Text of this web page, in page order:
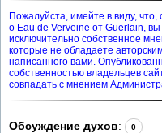
Пожалуйста, имейте в виду,
о Eau de Verveine от Guerlain,
исключительно собственное
которые не обладаете
написанного вами.
собственностью владельцев
совпадать с мнением
Обсуждение духов: 0